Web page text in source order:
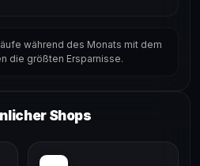
während des Monats mit dem
die größten Ersparnisse.
Shops